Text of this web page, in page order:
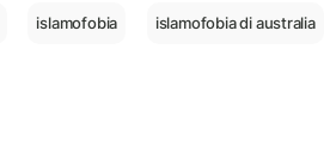
islamofobia islamofobia di australia